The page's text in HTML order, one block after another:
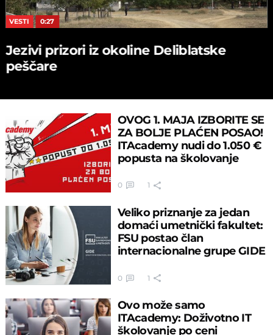
VESTI 0:27
Jezivi prizori iz okoline Deliblatske
peščare
OVOG 1. MAJA IZBORITE SE
ZA BOLJE PLAĆEN POSAO!
ITAcademy nudi do 1.050 €
popusta na školovanje
0 1
Veliko priznanje za jedan
domaći umetnički fakultet:
FSU postao član
internacionalne grupe GIDE
0 1
Ovo može samo
ITAcademy: Doživotno IT
školovanje po ceni